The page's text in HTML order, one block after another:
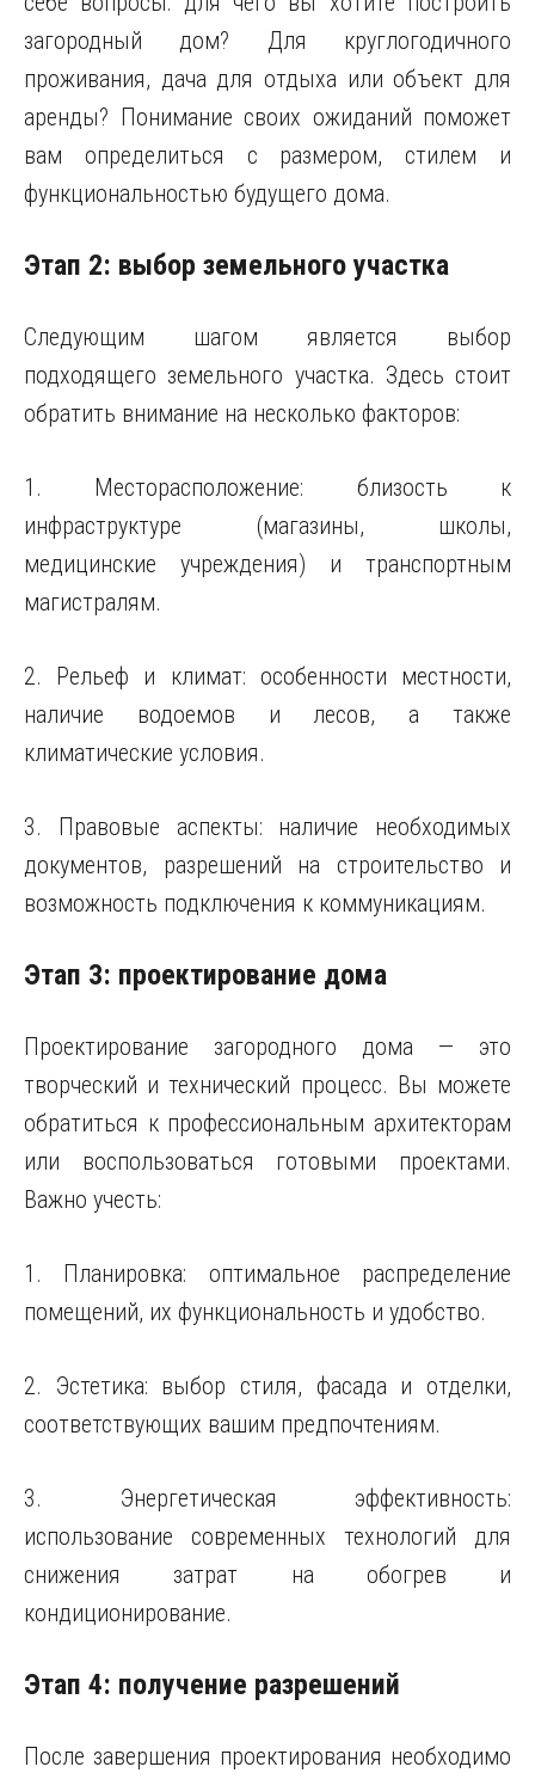
загородный дом? Для круглогодичного
проживания, дача для отдыха или объект для
аренды? Понимание своих ожиданий поможет
вам определиться с размером, стилем и
функциональностью будущего дома.
Этап 2: выбор земельного участка
Следующим шагом является выбор
подходящего земельного участка. Здесь стоит
обратить внимание на несколько факторов:
1. Месторасположение: близость к
инфраструктуре (магазины, школы,
медицинские учреждения) и транспортным
магистралям.
2. Рельеф и климат: особенности местности,
наличие водоемов и лесов, а также
климатические условия.
3. Правовые аспекты: наличие необходимых
документов, разрешений на строительство и
возможность подключения к коммуникациям.
Этап 3: проектирование дома
Проектирование загородного дома — это
творческий и технический процесс. Вы можете
обратиться к профессиональным архитекторам
или воспользоваться готовыми проектами.
Важно учесть:
1. Планировка: оптимальное распределение
помещений, их функциональность и удобство.
2. Эстетика: выбор стиля, фасада и отделки,
соответствующих вашим предпочтениям.
3. Энергетическая эффективность:
использование современных технологий для
снижения затрат на обогрев и
кондиционирование.
Этап 4: получение разрешений
После завершения проектирования необходимо